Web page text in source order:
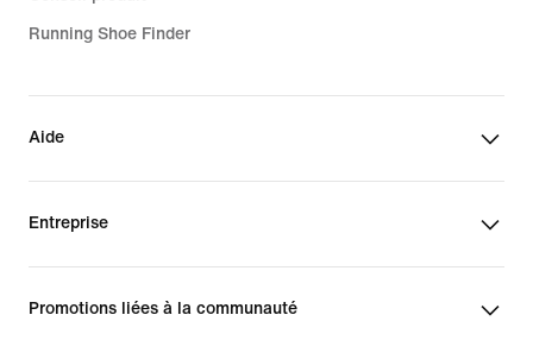
Running Shoe Finder
Aide
Entreprise
Promotions liées à la communauté